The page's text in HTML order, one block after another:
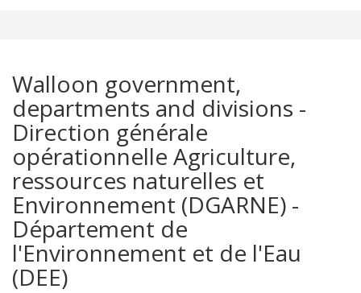
Walloon government,
departments and divisions -
Direction générale
opérationnelle Agriculture,
ressources naturelles et
Environnement (DGARNE) -
Département de
l'Environnement et de l'Eau
(DEE)